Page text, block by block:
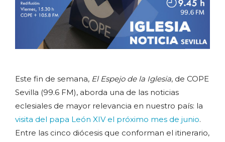
Este fin de semana, El Espejo de la Iglesia, de COPE
Sevilla (99.6 FM), aborda una de las noticias
eclesiales de mayor relevancia en nuestro país: la
visita del papa León XIV el próximo mes de junio.
Entre las cinco diócesis que conforman el itinerario,